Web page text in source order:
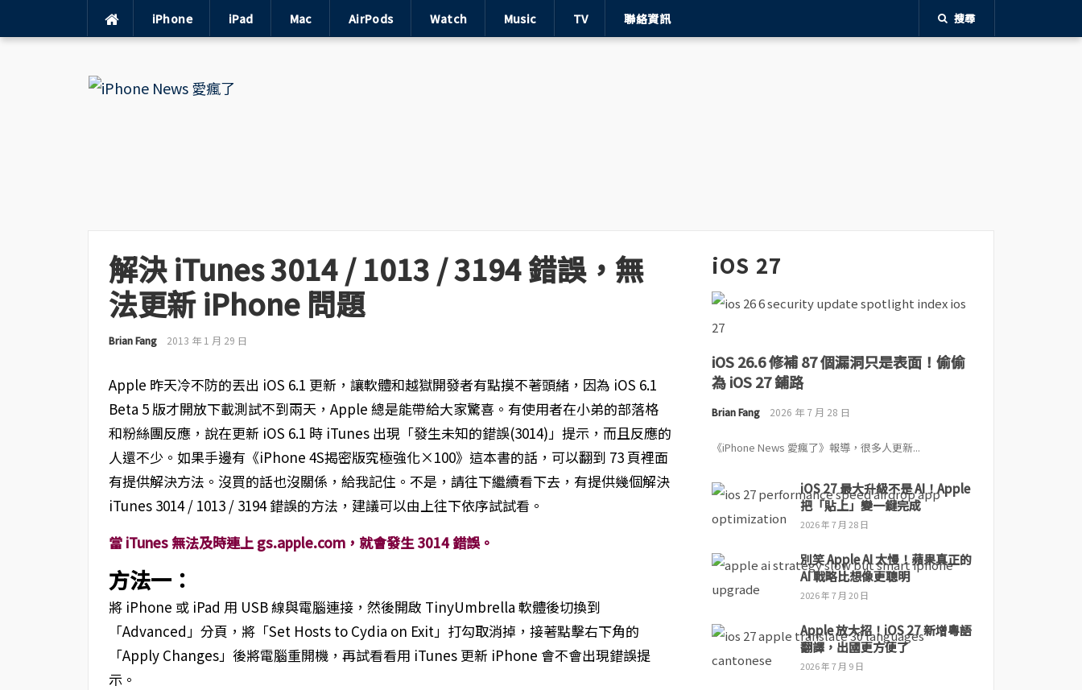
iPhone iPad Mac AirPods Watch Music TV 聯絡資訊 搜尋
解決 iTunes 3014 / 1013 / 3194 錯誤，無
法更新 iPhone 問題
Brian Fang 2013 年 1 月 29 日
Apple 昨天冷不防的丟出 iOS 6.1 更新，讓軟體和越獄開發者有點摸不著頭緒，因為 iOS 6.1
Beta 5 版才開放下載測試不到兩天，Apple 總是能帶給大家驚喜。有使用者在小弟的部落格
和粉絲團反應，說在更新 iOS 6.1 時 iTunes 出現「發生未知的錯誤(3014)」提示，而且反應的
人還不少。如果手邊有《iPhone 4S揭密版究極強化×100》這本書的話，可以翻到 73 頁裡面
有提供解決方法。沒買的話也沒關係，給我記住。不是，請往下繼續看下去，有提供幾個解決
iTunes 3014 / 1013 / 3194 錯誤的方法，建議可以由上往下依序試試看。
當 iTunes 無法及時連上 gs.apple.com，就會發生 3014 錯誤。
方法一：
將 iPhone 或 iPad 用 USB 線與電腦連接，然後開啟 TinyUmbrella 軟體後切換到
「Advanced」分頁，將「Set Hosts to Cydia on Exit」打勾取消掉，接著點擊右下角的
「Apply Changes」後將電腦重開機，再試看看用 iTunes 更新 iPhone 會不會出現錯誤提
示。
iOS 27
iOS 26.6 修補 87 個漏洞只是表面！偷偷
為 iOS 27 鋪路
Brian Fang 2026 年 7 月 28 日
《iPhone News 愛瘋了》報導，很多人更新...
iOS 27 最大升級不是 AI！Apple
把「貼上」變一鍵完成
2026 年 7 月 28 日
別笑 Apple AI 太慢！蘋果真正的
AI 戰略比想像更聰明
2026 年 7 月 20 日
Apple 放大招！iOS 27 新增粵語
翻譯，出國更方便了
2026 年 7 月 9 日